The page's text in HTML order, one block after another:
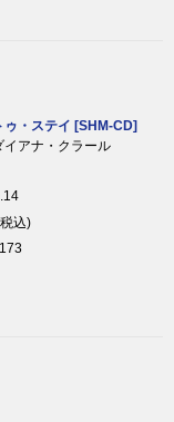
・ステイ [SHM-CD]
イアナ・クラール
込)